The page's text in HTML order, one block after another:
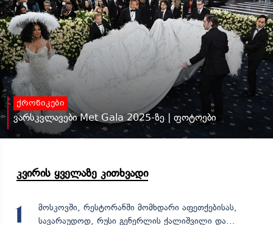
ქრონიკები
ვარსკვლავები Met Gala 2025-ზე | ფოტოები
კვირის ყველაზე კითხვადი
1
მოსკოვში, რესტორანში მომხდარი აფეთქებისას,
სავარაუდოდ, რუსი გენერლის ქალიშვილი და...